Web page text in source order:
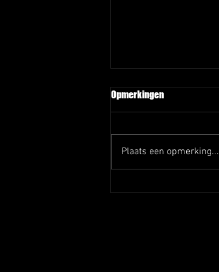
Opmerkingen
Plaats een opmerking...